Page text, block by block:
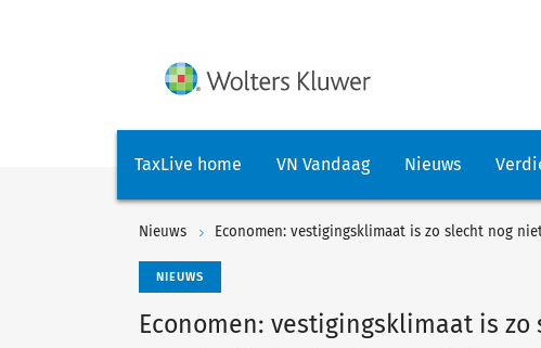
TaxLive home VN Vandaag Nieuws
Nieuws Economen: vestigingsklimaat is zo slecht nog
NIEUWS
Economen: vestigingsklimaat is